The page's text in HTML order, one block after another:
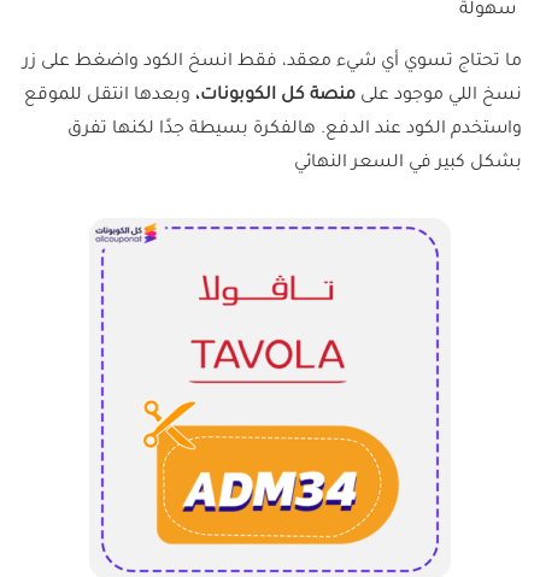
سهولة
ما تحتاج تسوي أي شيء معقد، فقط انسخ الكود واضغط على زر
نسخ اللي موجود على منصة كل الكوبونات، وبعدها انتقل للموقع
واستخدم الكود عند الدفع. هالفكرة بسيطة جدًا لكنها تفرق
بشكل كبير في السعر النهائي